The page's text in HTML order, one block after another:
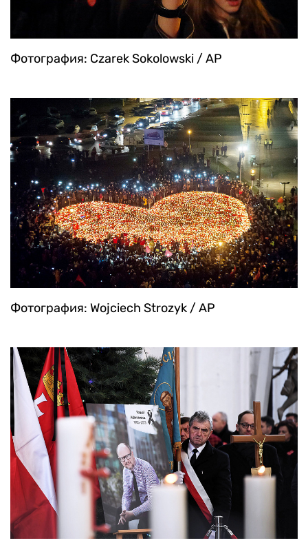
Фотография: Czarek Sokolowski / AP
Фотография: Wojciech Strozyk / AP